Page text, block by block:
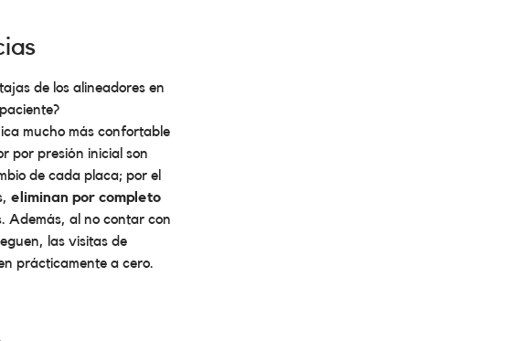
de los alineadores en
mucho más confortable
por presión inicial son
de cada placa; por el
eliminan por completo
Además, al no contar con
las visitas de
prácticamente a cero.